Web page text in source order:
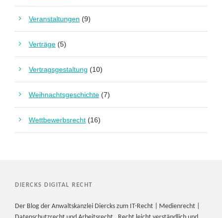
Veranstaltungen (9)
Verträge (5)
Vertragsgestaltung (10)
Weihnachtsgeschichte (7)
Wettbewerbsrecht (16)
DIERCKS DIGITAL RECHT
Der Blog der Anwaltskanzlei Diercks zum IT-Recht | Medienrecht |